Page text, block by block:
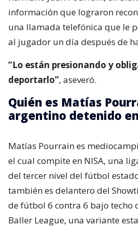
información que lograron
una llamada telefónica que le
al jugador un día después de
“Lo están presionando y
deportarlo”, aseveró.
Quién es Matías
argentino detenido en
Matías Pourrain es
el cual compite en NISA, una
del tercer nivel del fútbol
también es delantero del
de fútbol 6 contra 6 bajo techo
Baller League, una variante